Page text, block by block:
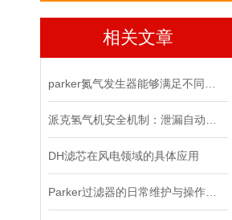
相关文章
DH滤芯在风电领域的具体应用